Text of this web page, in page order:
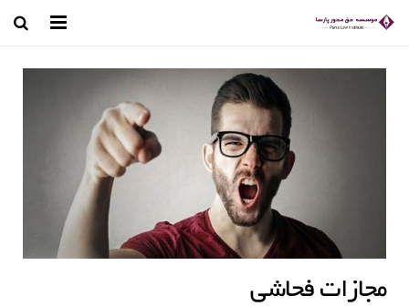
صفحه اصلی
مجازات فحاشی